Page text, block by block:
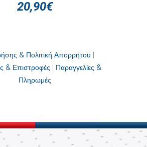
20,90€
& Πολιτική Απορρήτου
& Επιστροφές
Παραγγελίες &
Πληρωμές